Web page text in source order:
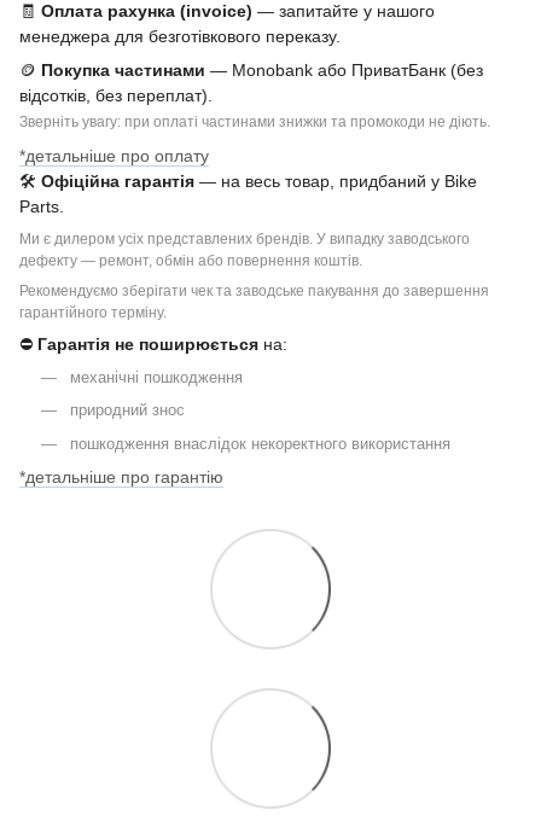
🧾 Оплата рахунка (invoice) — запитайте у нашого
менеджера для безготівкового переказу.
🪙 Покупка частинами — Monobank або ПриватБанк (без
відсотків, без переплат).
Зверніть увагу: при оплаті частинами знижки та промокоди не діють.
*детальніше про оплату
🛠 Офіційна гарантія — на весь товар, придбаний у Bike
Parts.
Ми є дилером усіх представлених брендів. У випадку заводського
дефекту — ремонт, обмін або повернення коштів.
Рекомендуємо зберігати чек та заводське пакування до завершення
гарантійного терміну.
⛔ Гарантія не поширюється на:
механічні пошкодження
природний знос
пошкодження внаслідок некоректного використання
*детальніше про гарантію